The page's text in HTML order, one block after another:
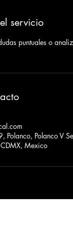
servicio
puntuales o
Polanco, Polanco V
Mexico